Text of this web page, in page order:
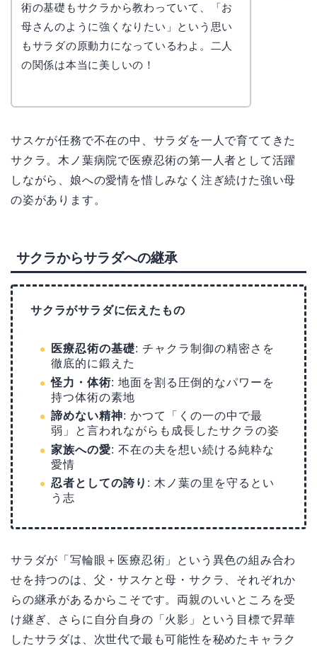
術の基礎もサクラから教わっていて、「お
母さんのように強くなりたい」という思い
もサラダの原動力になっているわよ。二人
の関係は本当に美しいの！
サスケが任務で不在の中、サラダを一人で育ててきた
サクラ。木ノ葉病院で医療忍術の第一人者として活躍
しながら、娘への愛情を惜しみなく注ぎ続けた強い母
の姿があります。
サクラからサラダへの継承
サクラがサラダに伝えたもの
医療忍術の基礎: チャクラ制御の精密さを
徹底的に鍛えた
怪力・体術: 地面を割る圧倒的なパワーを
持つ体術の素地
諦めない精神: かつて「くの一の中で最
弱」と言われながらも成長したサクラの姿
家族への愛: 不在の夫を想い続ける純粋な
愛情
忍者としての誇り : 木ノ葉の里を守るとい
う志
サラダが「写輪眼＋医療忍術」という異色の組み合わ
せを持つのは、父・サスケと母・サクラ、それぞれか
らの継承があるからこそです。両親のいいところを受
け継ぎ、さらに自分自身の「火影」という目標で昇華
したサラダは、次世代で最も可能性を秘めたキャラク